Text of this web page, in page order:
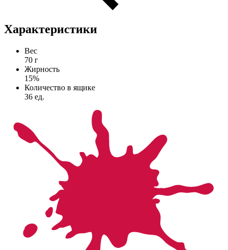
Характеристики
Вес
70 г
Жирность
15%
Количество в ящике
36 ед.